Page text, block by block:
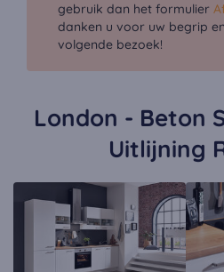
gebruik dan het formulier
danken u voor uw begrip
volgende bezoek!
London - Beton
Uitlijning